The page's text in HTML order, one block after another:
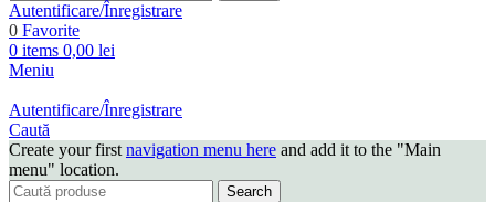
Autentificare/Înregistrare
0 Favorite
0 items 0,00 lei
Meniu
Autentificare/Înregistrare
Caută
Create your first navigation menu here and add it to the "Main
menu" location.
Search